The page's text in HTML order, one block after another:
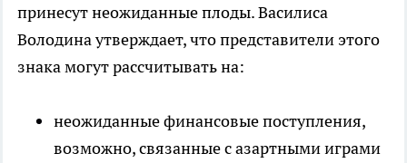
принесут неожиданные плоды. Василиса
Володина утверждает, что представители этого
знака могут рассчитывать на:
неожиданные финансовые поступления,
возможно, связанные с азартными играми